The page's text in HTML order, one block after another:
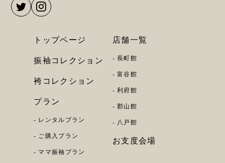
トップページ
振袖コレクション
袴コレクション
プラン
レンタルプラン
ご購入プラン
ママ振袖プラン
店舗一覧
長町館
富谷館
利府館
郡山館
八戸館
お支度会場